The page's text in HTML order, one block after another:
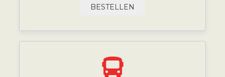
BESTELLEN